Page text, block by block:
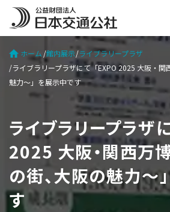
ホーム 館内展示 ライブラリープラザ
ライブラリープラザにて「EXPO 2025 大阪・
魅力～」を展示中です
ライブラリープラザ
2025 大阪・関西
の街、大阪の魅力～
す